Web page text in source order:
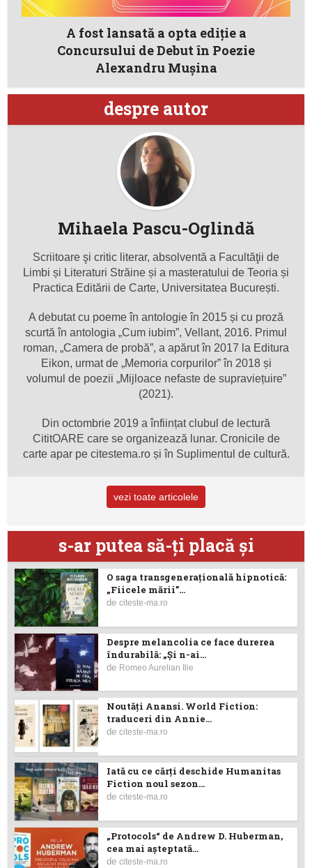
A fost lansată a opta ediţie a
Concursului de Debut în Poezie
Alexandru Mușina
despre autor
Mihaela Pascu-Oglindă
Scriitoare şi critic literar, absolventă a Facultăţii de
Limbi și Literaturi Străine și a masteratului de Teoria și
Practica Editării de Carte, Universitatea București.
A debutat cu poeme în antologie în 2015 și cu proză
scurtă în antologia „Cum iubim”, Vellant, 2016. Primul
roman, „Camera de probă”, a apărut în 2017 la Editura
Eikon, urmat de „Memoria corpurilor” în 2018 și
volumul de poezii „Mijloace nefaste de supraviețuire”
(2021).
Din octombrie 2019 a înființat clubul de lectură
CititOARE care se organizează lunar. Cronicile de
carte apar pe citestema.ro și în Suplimentul de cultură.
vezi toate articolele
s-ar putea să-ţi placă şi
O saga transgenerațională hipnotică:
„Fiicele mării”...
deciteste-ma.ro
Despre melancolia ce face durerea
îndurabilă: „Și n-ai...
de Romeo Aurelian Ilie
Noutăţi Anansi. World Fiction:
traduceri din Annie...
deciteste-ma.ro
Iată cu ce cărţi deschide Humanitas
Fiction noul sezon...
deciteste-ma.ro
„Protocols“ de Andrew D. Huberman,
cea mai așteptată...
deciteste-ma.ro